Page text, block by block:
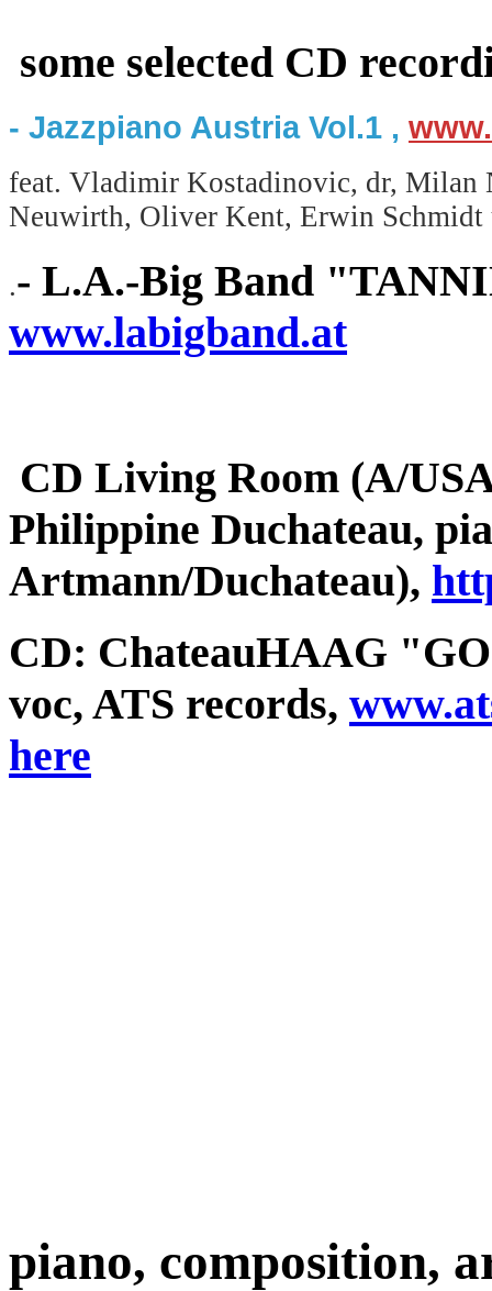
some selected CD
- Jazzpiano Austria Vol.1 ,
feat. Vladimir Kostadinovic, dr, Milan
Neuwirth, Oliver Kent, Erwin Schmidt
.- L.A.-Big Band
www.labigband.at
CD Living Room (A/
Philippine Duchateau,
Artmann/Duchateau),
CD: ChateauHAAG
voc, ATS records,
here
piano, composition,